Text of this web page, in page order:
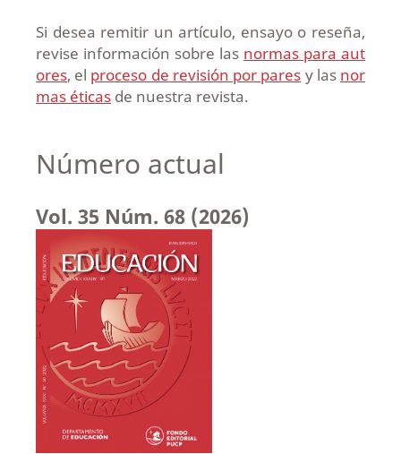
Si desea remitir un artículo, ensayo o reseña,
revise información sobre las normas para aut
ores, el proceso de revisión por pares y las nor
mas éticasde nuestra revista.
Número actual
Vol. 35 Núm. 68 (2026)